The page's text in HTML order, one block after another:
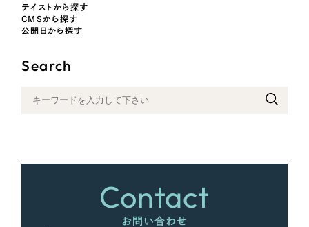
カラフル・多色
テイストから探す
CMSから探す
公開日から探す
Search
Contact
お問い合わせ